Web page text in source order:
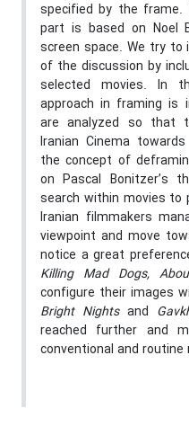
specified by the
part is based on Noel
screen space. We try
of the discussion by
selected movies. In
approach in framing is
are analyzed so that
Iranian Cinema
the concept of
on Pascal Bonitzer’s
search within movies
Iranian filmmakers
viewpoint and move
notice a great
Killing Mad Dogs,
configure their images
Bright Nights and
reached further and
conventional and